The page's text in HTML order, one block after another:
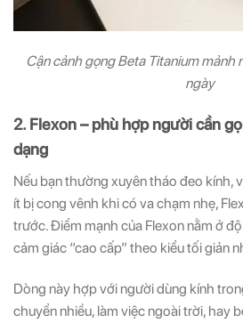
Cận cảnh gọng Beta Titanium mảnh
ngày
2. Flexon – phù hợp người cần
dạng
Nếu bạn thường xuyên tháo đeo kính,
ít bị cong vênh khi có va chạm nhẹ,
trước. Điểm mạnh của Flexon nằm ở
cảm giác “cao cấp” theo kiểu tối giản
Dòng này hợp với người dùng kính
chuyển nhiều, làm việc ngoài trời, hay